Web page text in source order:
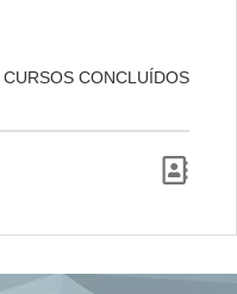
CURSOS CONCLUÍDOS